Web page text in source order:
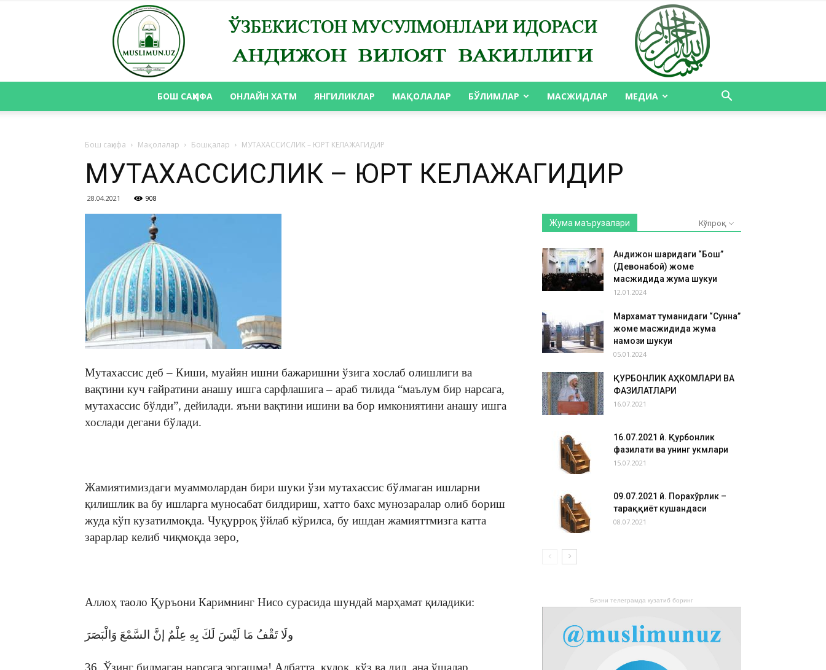
БОШ САҲИФА ОНЛАЙН ХАТМ ЯНГИЛИКЛАР МАҚОЛАЛАР БЎЛИМЛАР МАСЖИДЛАР МЕДИА
Бош саҳифа Мақолалар Бошқалар МУТАХАССИСЛИК – ЮРТ КЕЛАЖАГИДИР
МУТАХАССИСЛИК – ЮРТ КЕЛАЖАГИДИР
28.04.2021 908
Мутахассис деб – Киши, муайян ишни бажаришни ўзига хослаб олишлиги ва
вақтини куч ғайратини анашу ишга сарфлашига – араб тилида “маълум бир нарсага,
мутахассис бўлди”, дейилади. яъни вақтини ишини ва бор имкониятини анашу ишга
хослади дегани бўлади.
Жамиятимиздаги муаммолардан бири шуки ўзи мутахассис бўлмаган ишларни
қилишлик ва бу ишларга муносабат билдириш, хатто бахс мунозаралар олиб бориш
жуда кўп кузатилмоқда. Чуқурроқ ўйлаб кўрилса, бу ишдан жамияттмизга катта
зарарлар келиб чиқмоқда зеро,
Аллоҳ таоло Қуръони Каримнинг Нисо сурасида шундай марҳамат қиладики:
ولَا تَقْفُ مَا لَيْسَ لَكَ بِهِ عِلْمٌ إنَّ السَّمْعَ وَالْبَصَرَ
36. Ўзинг билмаган нарсага эргашма! Албатта, қулоқ, кўз ва дил, ана ўшалар,
Жума маърузалари Кўпроқ
Андижон шаҳридаги “Бош”
(Девонабой) жоме
масжидида жума шукуҳи
12.01.2024
Мархамат туманидаги “Сунна”
жоме масжидида жума
намози шукуҳи
05.01.2024
ҚУРБОНЛИК АҲКОМЛАРИ ВА
ФАЗИЛАТЛАРИ
16.07.2021
16.07.2021 й. Қурбонлик
фазилати ва унинг ҳукмлари
15.07.2021
09.07.2021 й. Порахўрлик –
тараққиёт кушандаси
08.07.2021
Бизни телеграмда кузатиб боринг